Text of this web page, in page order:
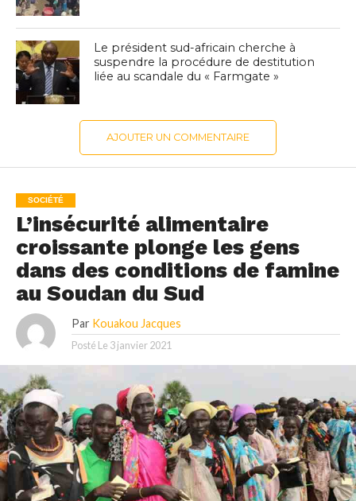
Le président sud-africain cherche à
suspendre la procédure de destitution
liée au scandale du « Farmgate »
AJOUTER UN COMMENTAIRE
SOCIÉTÉ
L’insécurité alimentaire
croissante plonge les gens
dans des conditions de famine
au Soudan du Sud
Par Kouakou Jacques
Posté Le 3 janvier 2021